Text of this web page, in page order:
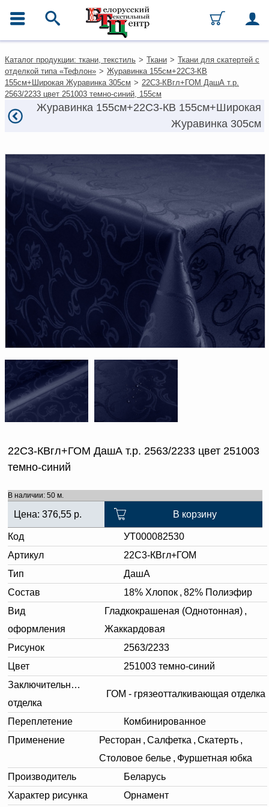
Каталог
Ткани
Домашний текстиль
Одежда
Ковры
Условия работы
Оплата и доставка
Как оформить заказ
Вакансии
Как нас найти
Написать нам
Доверенность на
получение груза
Документы по работе с
персональными данными
Письмо руководителю
Вопросы и ответы
Новости | Статьи
Каталог продукции: ткани, текстиль > Ткани > Ткани для скатертей с
отделкой типа «Тефлон» > Журавинка 155см+22С3-КВ
155см+Широкая Журавинка 305см > 22С3-КВгл+ГОМ ДашА т.р.
2563/2233 цвет 251003 темно-синий, 155см
Журавинка 155см+22С3-КВ 155см+Широкая
Журавинка 305см
22С3-КВгл+ГОМ ДашА т.р. 2563/2233 цвет 251003
темно-синий
В наличии: 50 м.
Цена: 376,55 р. В корзину
Код
УТ000082530
Артикул
22С3-КВгл+ГОМ
Тип
ДашА
Состав
18% Хлопок , 82% Полиэфир
Вид
оформления
Гладкокрашеная (Однотонная) ,
Жаккардовая
Рисунок
2563/2233
Цвет
251003 темно-синий
Заключительная
отделка
ГОМ - грязеотталкивающая отделка
Переплетение
Комбинированное
Применение
Ресторан , Салфетка , Скатерть ,
Столовое белье , Фуршетная юбка
Производитель
Беларусь
Характер рисунка
Орнамент
Добавить